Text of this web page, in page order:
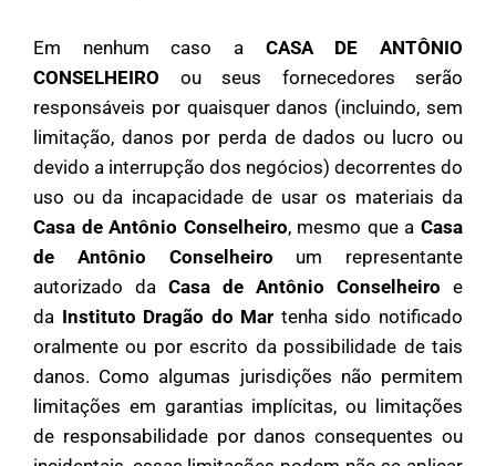
Em nenhum caso a CASA DE ANTÔNIO
CONSELHEIRO ou seus fornecedores serão
responsáveis ​​por quaisquer danos (incluindo, sem
limitação, danos por perda de dados ou lucro ou
devido a interrupção dos negócios) decorrentes do
uso ou da incapacidade de usar os materiais da
Casa de Antônio Conselheiro, mesmo que aCasa
de Antônio Conselheiro um representante
autorizado da Casa de Antônio Conselheiro e
da Instituto Dragão do Mar tenha sido notificado
oralmente ou por escrito da possibilidade de tais
danos. Como algumas jurisdições não permitem
limitações em garantias implícitas, ou limitações
de responsabilidade por danos consequentes ou